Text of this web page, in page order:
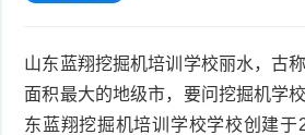
山东蓝翔挖掘机培训学校丽水，古
面积最大的地级市，要问挖掘机学
东蓝翔挖掘机培训学校学校创建于